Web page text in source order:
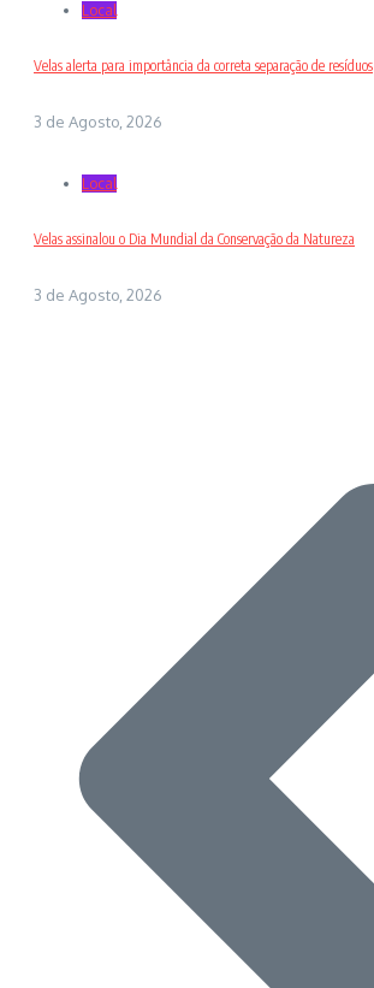
Local
Velas alerta para importância da correta separação de resíduos
3 de Agosto, 2026
Local
Velas assinalou o Dia Mundial da Conservação da Natureza
3 de Agosto, 2026